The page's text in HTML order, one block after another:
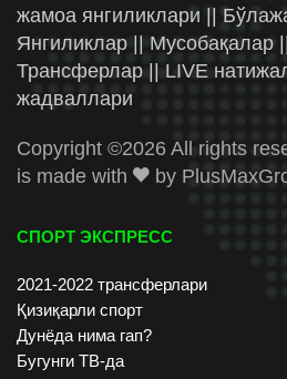
жамоа янгиликлари ||
Янгиликлар || Мусобақалар
Трансферлар || LIVE
жадваллари
Copyright ©2026 All rights
is made with
by
СПОРТ ЭКСПРЕСС
2021-2022 трансферлари
Қизиқарли спорт
Дунёда нима гап?
Бугунги ТВ-да